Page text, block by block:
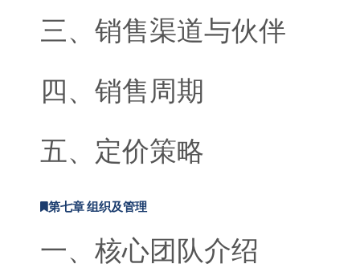
三、销售渠道与伙伴
四、销售周期
五、定价策略
第七章 组织及管理
一、核心团队介绍